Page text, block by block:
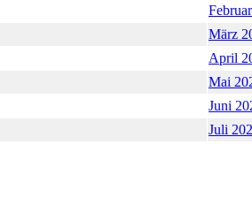
März
April
Mai
Juni
Juli